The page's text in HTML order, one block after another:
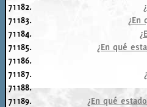
71182.
71183.
¿En
71184.
71185.
¿En qué
71186.
71187.
71188.
71189.
¿En qué